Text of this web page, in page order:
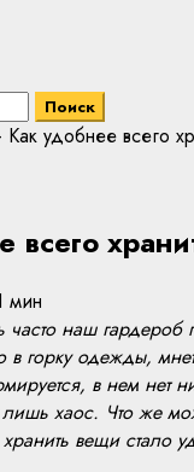
Как удобнее всего
всего
мин
часто наш гардероб
в горку одежды,
в нем нет
лишь хаос. Что же
хранить вещи стало